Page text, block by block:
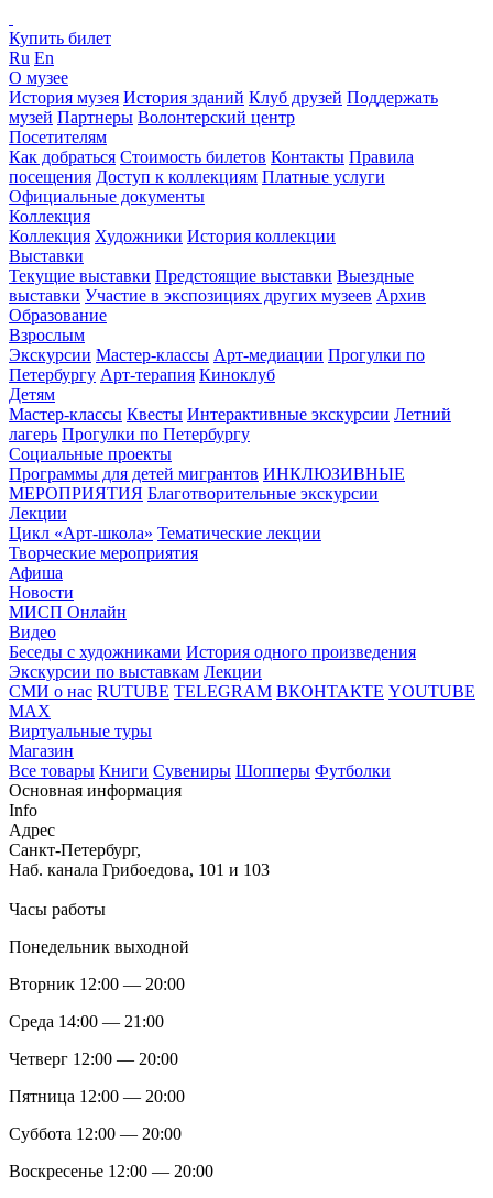
Купить билет
Ru En
О музее
История музея История зданий Клуб друзей Поддержать
музей Партнеры Волонтерский центр
Посетителям
Как добраться Стоимость билетов Контакты Правила
посещения Доступ к коллекциям Платные услуги
Официальные документы
Коллекция
Коллекция Художники История коллекции
Выставки
Текущие выставки Предстоящие выставки Выездные
выставки Участие в экспозициях других музеев Архив
Образование
Взрослым
Экскурсии Мастер-классы Арт-медиации Прогулки по
Петербургу Арт-терапия Киноклуб
Детям
Мастер-классы Квесты Интерактивные экскурсии Летний
лагерь Прогулки по Петербургу
Социальные проекты
Программы для детей мигрантов ИНКЛЮЗИВНЫЕ
МЕРОПРИЯТИЯ Благотворительные экскурсии
Лекции
Цикл «Арт-школа» Тематические лекции
Творческие мероприятия
Афиша
Новости
МИСП Онлайн
Видео
Беседы с художниками История одного произведения
Экскурсии по выставкам Лекции
СМИ о нас RUTUBE TELEGRAM ВКОНТАКТЕ YOUTUBE
MAX
Виртуальные туры
Магазин
Все товары Книги Сувениры Шопперы Футболки
Основная информация
Info
Адрес
Санкт-Петербург,
Наб. канала Грибоедова, 101 и 103
Часы работы
Понедельник выходной
Вторник 12:00 — 20:00
Среда 14:00 — 21:00
Четверг 12:00 — 20:00
Пятница 12:00 — 20:00
Суббота 12:00 — 20:00
Воскресенье 12:00 — 20:00